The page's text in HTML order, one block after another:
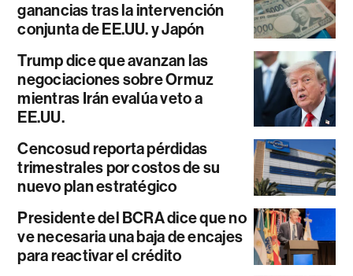
ganancias tras la intervención
conjunta de EE.UU. y Japón
Trump dice que avanzan las
negociaciones sobre Ormuz
mientras Irán evalúa veto a
EE.UU.
Cencosud reporta pérdidas
trimestrales por costos de su
nuevo plan estratégico
Presidente del BCRA dice que no
ve necesaria una baja de encajes
para reactivar el crédito